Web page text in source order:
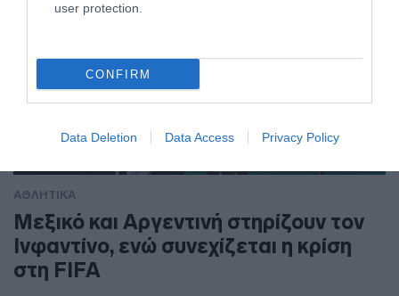
user protection.
CONFIRM
Data Deletion Data Access Privacy Policy
ΑΘΛΗΤΙΚΑ
Μεξικό και Αργεντινή στηρίζουν τον
Ινφαντίνο, ενώ συνεχίζεται η κρίση
στη FIFA